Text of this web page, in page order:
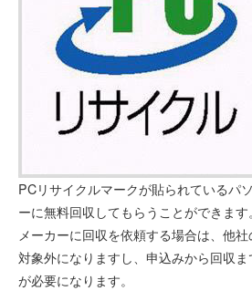
PCリサイクルマークが貼られているパ
ーに無料回収してもらうことができます。
メーカーに回収を依頼する場合は、他
対象外になりますし、申込みから回収
が必要になります。